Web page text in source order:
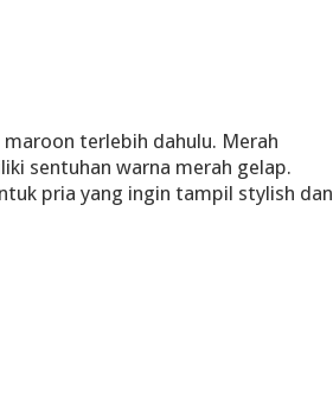
terlebih dahulu. Merah
sentuhan warna merah gelap.
pria yang ingin tampil stylish dan